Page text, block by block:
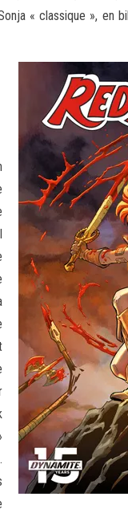
« classique », en